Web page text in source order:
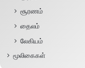
சூரணம்
தைலம்
லேகியம்
மூலிகைகள்